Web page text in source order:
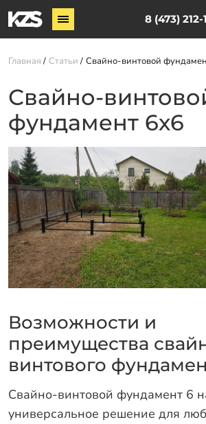
8 (473) 212-
Винтовые сваи
Комплектующие
О компании
Новости
Партнёрам
Контакты
Доставка
Оплата
Отзывы
Гарантии
Заказать звонок
Главная Статьи Свайно-винтовой
Свайно-
фундамент 6х6
Возможности и
преимущества
винтового
Свайно-винтовой фундамент 6
универсальное решение для